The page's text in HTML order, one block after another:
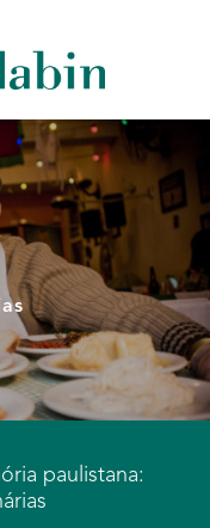
paulistana: